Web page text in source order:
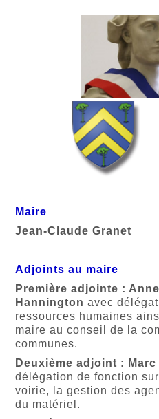
Maire
Jean-Claude Granet
Adjoints au maire
Première adjointe :
Hannington avec
ressources humaines
maire au conseil de la
communes.
Deuxième adjoint :
délégationde fonction sur
voirie, la gestion des
du matériel.